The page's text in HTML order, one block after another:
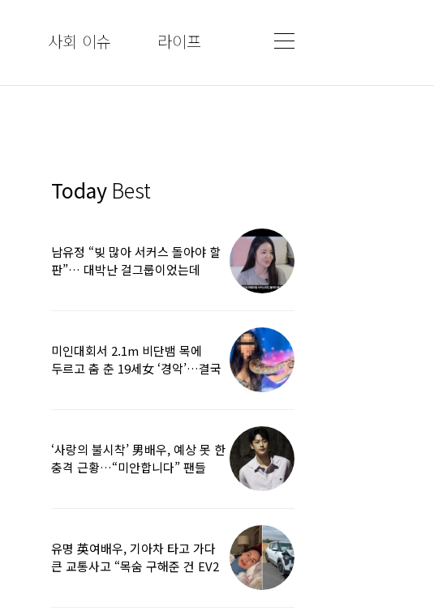
사회 이슈 라이프
Today Best
남유정 “빚 많아 서커스 돌아야 할
판”… 대박난 걸그룹이었는데
미인대회서 2.1m 비단뱀 목에
두르고 춤 춘 19세女 ‘경악’…결국
‘사랑의 불시착’ 男배우, 예상 못 한
충격 근황…“미안합니다” 팬들
유명 英여배우, 기아차 타고 가다
큰 교통사고 “목숨 구해준 건 EV2